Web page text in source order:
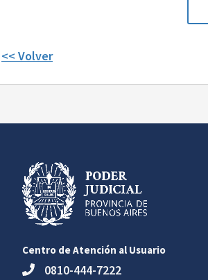
<< Volver
Centro de Atención al Usuario
0810-444-7222